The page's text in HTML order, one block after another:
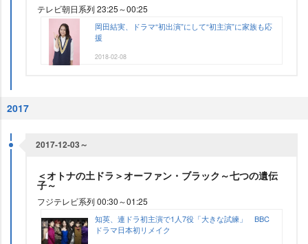
テレビ朝日系列 23:25～00:25
岡田結実、ドラマ“初出演”にして“初主演”に家族も応
援
2018-02-08
2017
2017-12-03～
＜オトナの土ドラ＞オーファン・ブラック～七つの遺伝
子～
フジテレビ系列 00:30～01:25
知英、連ドラ初主演で1人7役「大きな試練」 BBC
ドラマ日本初リメイク